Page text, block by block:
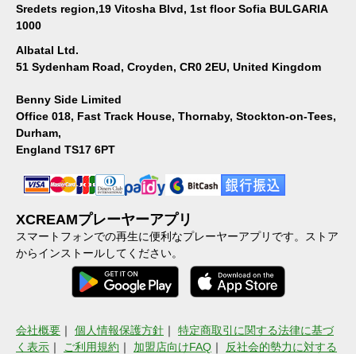
Sredets region,19 Vitosha Blvd, 1st floor Sofia BULGARIA
1000
Albatal Ltd.
51 Sydenham Road, Croyden, CR0 2EU, United Kingdom
Benny Side Limited
Office 018, Fast Track House, Thornaby, Stockton-on-Tees,
Durham,
England TS17 6PT
XCREAMプレーヤーアプリ
スマートフォンでの再生に便利なプレーヤーアプリです。ストア
からインストールしてください。
会社概要 ｜ 個人情報保護方針 ｜ 特定商取引に関する法律に基づ
く表示 ｜ ご利用規約 ｜ 加盟店向けFAQ ｜ 反社会的勢力に対する